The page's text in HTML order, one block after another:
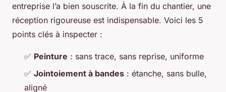
entreprise l’a bien souscrite. À la fin du chantier, une
réception rigoureuse est indispensable. Voici les 5
points clés à inspecter :
✅ Peinture : sans trace, sans reprise, uniforme
✅ Jointoiement à bandes : étanche, sans bulle,
aligné